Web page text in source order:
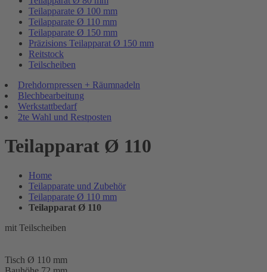
Teilapparate Ø 100 mm
Teilapparate Ø 110 mm
Teilapparate Ø 150 mm
Präzisions Teilapparat Ø 150 mm
Reitstock
Teilscheiben
Drehdornpressen + Räumnadeln
Blechbearbeitung
Werkstattbedarf
2te Wahl und Restposten
Teilapparat Ø 110
Home
Teilapparate und Zubehör
Teilapparate Ø 110 mm
Teilapparat Ø 110
mit Teilscheiben
Tisch Ø 110 mm